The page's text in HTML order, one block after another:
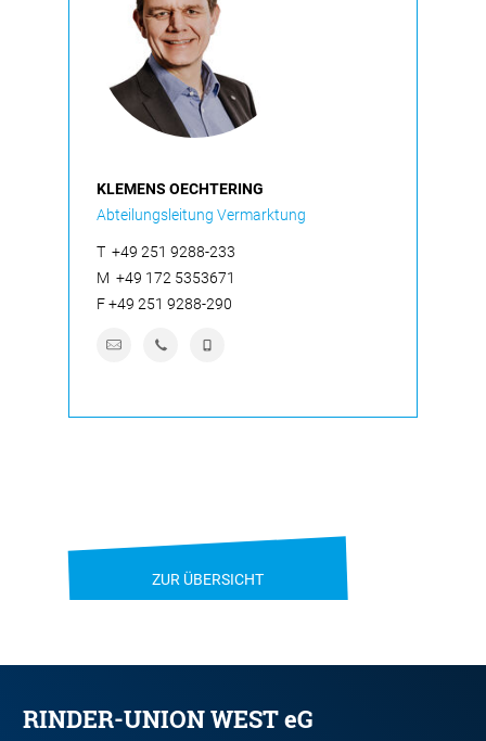
KLEMENS OECHTERING
Abteilungsleitung Vermarktung
T +49 251 9288-233
M +49 172 5353671
F+49 251 9288-290
ZUR ÜBERSICHT
RINDER-UNION WEST eG